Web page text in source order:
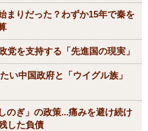
まりだった？わずか15年で秦を
党を支持する「先進国の現実」
い中国政府と「ウイグル族」
のぎ」の政策...痛みを避け続け
した負債